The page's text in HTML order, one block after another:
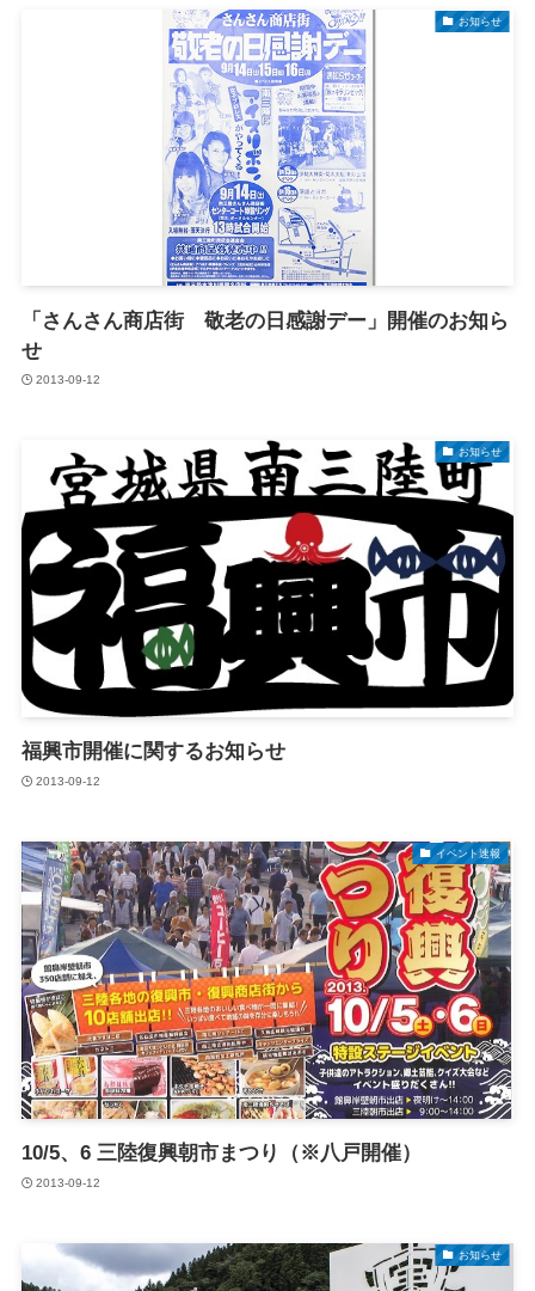
お知らせ
「さんさん商店街 敬老の日感謝デー」開催のお知ら
せ
2013-09-12
お知らせ
福興市開催に関するお知らせ
2013-09-12
イベント速報
10/5、6 三陸復興朝市まつり（※八戸開催）
2013-09-12
お知らせ